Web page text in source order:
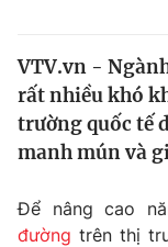
Thế giới
Tin tức
Thế giới đó đây
Câu chuyện quốc
Kinh tế
Thị trường
Dữ liệu và đời
VTV.vn -
rất nhiều khó
trường quốc tế
manh mún và
Để nâng cao
đường trên thị